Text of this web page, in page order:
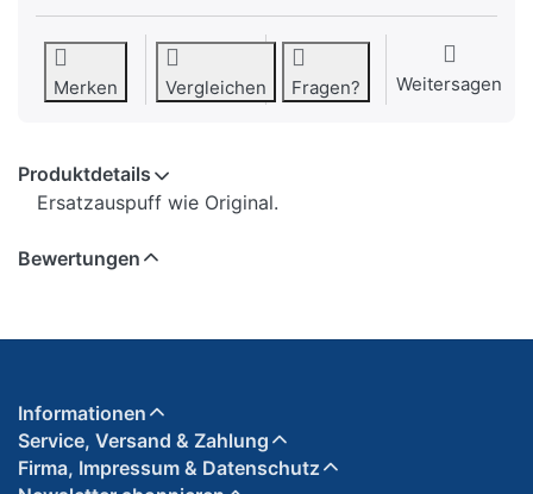
Merken Vergleichen Fragen? Weitersagen
Produktdetails
Ersatzauspuff wie Original.
Bewertungen
Informationen
Service, Versand & Zahlung
Firma, Impressum & Datenschutz